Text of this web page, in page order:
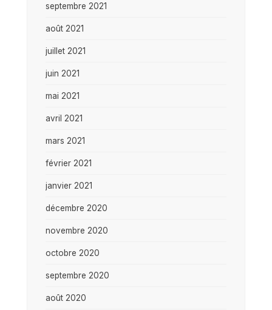
septembre 2021
août 2021
juillet 2021
juin 2021
mai 2021
avril 2021
mars 2021
février 2021
janvier 2021
décembre 2020
novembre 2020
octobre 2020
septembre 2020
août 2020